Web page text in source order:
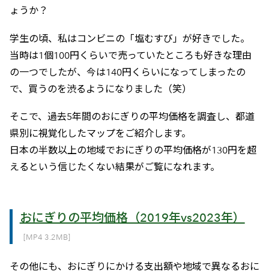
ょうか？
学生の頃、私はコンビニの「塩むすび」が好きでした。
当時は1個100円くらいで売っていたところも好きな理由
の一つでしたが、今は140円くらいになってしまったの
で、買うのを渋るようになりました（笑）
そこで、過去5年間のおにぎりの平均価格を調査し、都道
県別に視覚化したマップをご紹介します。
日本の半数以上の地域でおにぎりの平均価格が130円を超
えるという信じたくない結果がご覧になれます。
おにぎりの平均価格（2019年vs2023年）
[MP4 3.2MB]
その他にも、おにぎりにかける支出額や地域で異なるおに